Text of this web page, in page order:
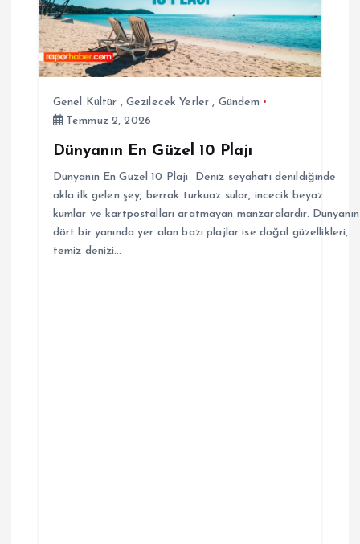
Genel Kültür , Gezilecek Yerler , Gündem
Temmuz 2, 2026
Dünyanın En Güzel 10 Plajı
Dünyanın En Güzel 10 Plajı Deniz seyahati denildiğinde
akla ilk gelen şey; berrak turkuaz sular, incecik beyaz
kumlar ve kartpostalları aratmayan manzaralardır. Dünyanın
dört bir yanında yer alan bazı plajlar ise doğal güzellikleri,
temiz denizi…